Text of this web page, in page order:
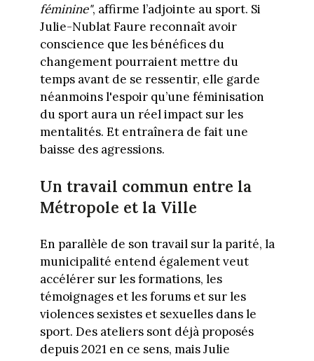
féminine", affirme l’adjointe au sport. Si
Julie-Nublat Faure reconnaît avoir
conscience que les bénéfices du
changement pourraient mettre du
temps avant de se ressentir, elle garde
néanmoins l'espoir qu’une féminisation
du sport aura un réel impact sur les
mentalités. Et entraînera de fait une
baisse des agressions.
Un travail commun entre la
Métropole et la Ville
En parallèle de son travail sur la parité, la
municipalité entend également veut
accélérer sur les formations, les
témoignages et les forums et sur les
violences sexistes et sexuelles dans le
sport. Des ateliers sont déjà proposés
depuis 2021 en ce sens, mais Julie